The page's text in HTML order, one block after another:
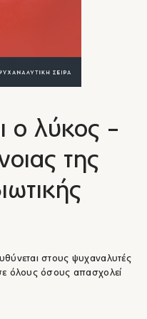
ο λύκος -
της
στους ψυχαναλυτές
όλους όσους απασχολεί